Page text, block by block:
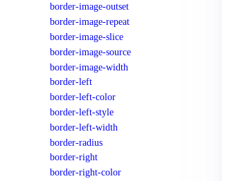
border-image-outset
border-image-repeat
border-image-slice
border-image-source
border-image-width
border-left
border-left-color
border-left-style
border-left-width
border-radius
border-right
border-right-color